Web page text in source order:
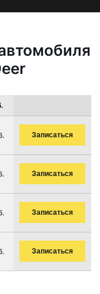
Записаться
Записаться
Записаться
Записаться